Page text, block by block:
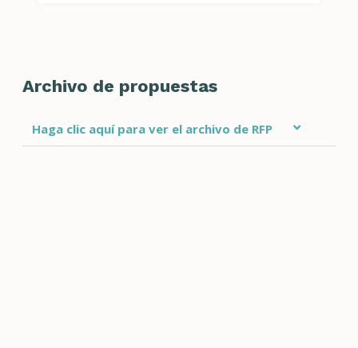
Archivo de propuestas
Haga clic aquí para ver el archivo de RFP